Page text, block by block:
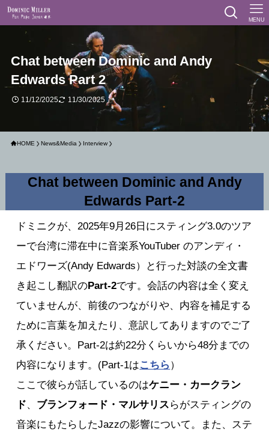
MENU
Chat between Dominic and Andy
Edwards Part 2
11/12/2025 11/30/2025
HOME News&Media Interview
Chat between Dominic and Andy
Edwards Part-2
ドミニクが、2025年9月26日にスティング3.0のツア
ーで台湾に滞在中に音楽系YouTuber のアンディ・
エドワーズ(Andy Edwards）と行った対談の全文書
き起こし翻訳のPart-2です。会話の内容は全く変え
ていませんが、前後のつながりや、内容を補足する
ために言葉を加えたり、意訳してありますのでご了
承ください。Part-2は約22分くらいから48分までの
内容になります。(Part-1はこちら ）
ここで彼らが話しているのはケニー・カークラン
ド、 ブランフォード・マルサリス らがスティングの
音楽にもたらしたJazzの影響について。また、ステ